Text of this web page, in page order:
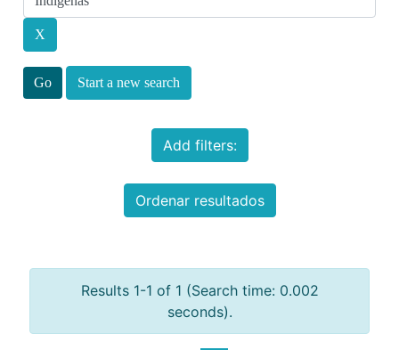
Start a new search
Add filters:
Ordenar resultados
Results 1-1 of 1 (Search time: 0.002
seconds).